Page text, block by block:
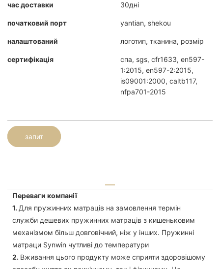
час доставки 30дні
початковий порт yantian, shekou
налаштований логотип, тканина, розмір
сертифікація
спа, sgs, cfr1633, en597-
1:2015, en597-2:2015,
is09001:2000, caltb117,
nfpa701-2015
запит
Переваги компанії
1. Для пружинних матраців на замовлення термін
служби дешевих пружинних матраців з кишеньковим
механізмом більш довговічний, ніж у інших. Пружинні
матраци Synwin чутливі до температури
2. Вживання цього продукту може сприяти здоровішому